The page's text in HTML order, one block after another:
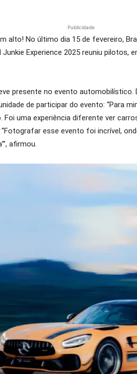
Publicidade
No último dia 15 de fevereiro,
Experience 2025 reuniu
presente no evento
de participar do evento: “Para
uma experiência diferente ver
esse evento foi incrível,
afirmou.